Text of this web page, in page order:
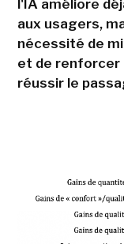
l'IA améliore
aux usagers,
nécessité de
et de renforcer
réussir le